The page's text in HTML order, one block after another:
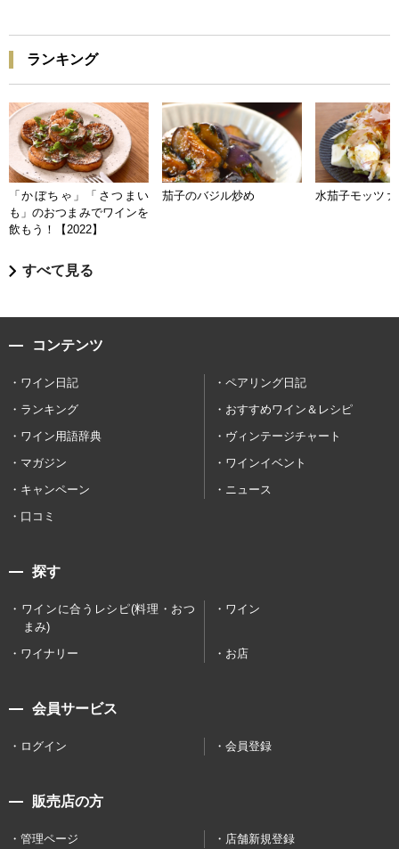
ランキング
「かぼちゃ」「さつまい
も」のおつまみでワインを
飲もう！【2022】
茄子のバジル炒め 水茄子モッツァ
すべて見る
コンテンツ
ワイン日記
ペアリング日記
ランキング
おすすめワイン＆レシピ
ワイン用語辞典
ヴィンテージチャート
マガジン
ワインイベント
キャンペーン
ニュース
口コミ
探す
ワインに合うレシピ(料理・おつ
まみ)
ワイン
ワイナリー お店
会員サービス
ログイン 会員登録
販売店の方
管理ページ 店舗新規登録